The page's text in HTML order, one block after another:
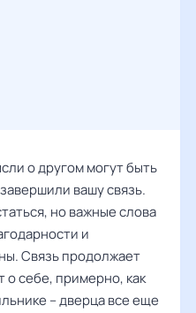
о другом могут быть
вашу связь.
но важные слова
и
Связь продолжает
о себе, примерно, как
– дверца все еще